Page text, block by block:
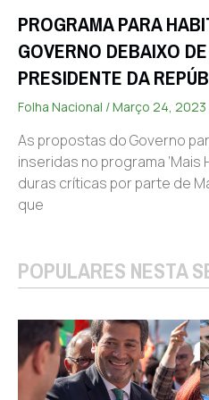
PROGRAMA PARA
GOVERNO DEBAIXO
PRESIDENTE DA
Folha Nacional Março 24, 2023
As propostas do Governo
inseridas no programa ‘Mais
duras críticas por parte de
que
POPULARES NESTA